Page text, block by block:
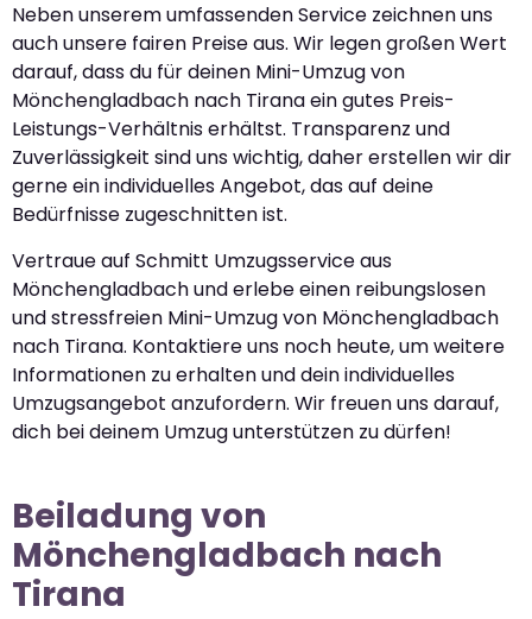
Neben unserem umfassenden Service zeichnen uns
auch unsere fairen Preise aus. Wir legen großen Wert
darauf, dass du für deinen Mini-Umzug von
Mönchengladbach nach Tirana ein gutes Preis-
Leistungs-Verhältnis erhältst. Transparenz und
Zuverlässigkeit sind uns wichtig, daher erstellen wir dir
gerne ein individuelles Angebot, das auf deine
Bedürfnisse zugeschnitten ist.
Vertraue auf Schmitt Umzugsservice aus
Mönchengladbach und erlebe einen reibungslosen
und stressfreien Mini-Umzug von Mönchengladbach
nach Tirana. Kontaktiere uns noch heute, um weitere
Informationen zu erhalten und dein individuelles
Umzugsangebot anzufordern. Wir freuen uns darauf,
dich bei deinem Umzug unterstützen zu dürfen!
Beiladung von
Mönchengladbach nach
Tirana